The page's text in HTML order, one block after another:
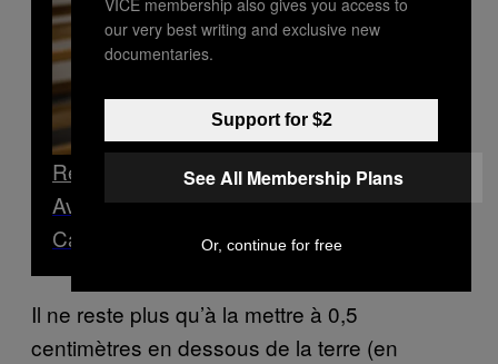
Read Next
Avec le boulanger belge qui a créé le «
Cannabread », un pain au cannabis
Il ne reste plus qu’à la mettre à 0,5
centimètres en dessous de la terre (en
our very best writing and exclusive new
documentaries.
Support for $2
See All Membership Plans
Or, continue for free